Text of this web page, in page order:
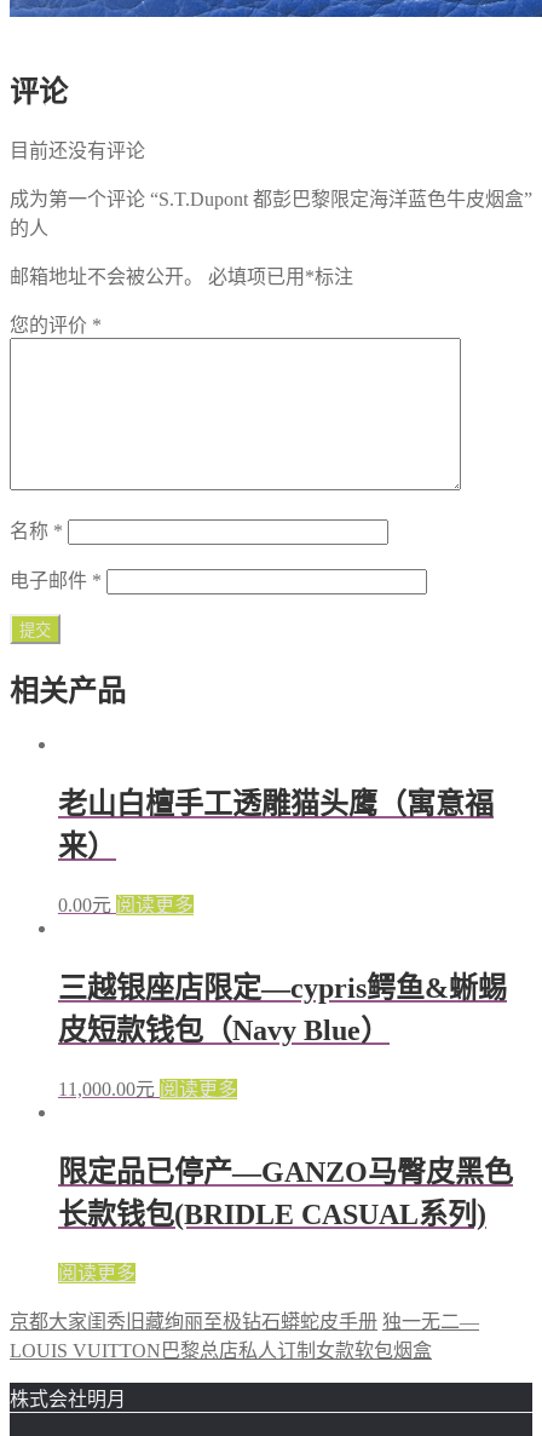
评论
目前还没有评论
成为第一个评论 “S.T.Dupont 都彭巴黎限定海洋蓝色牛皮烟盒”
的人
邮箱地址不会被公开。 必填项已用 *标注
您的评价 *
名称 *
电子邮件 *
相关产品
老山白檀手工透雕猫头鹰（寓意福
来）
0.00元 阅读更多
三越银座店限定—cypris鳄鱼&蜥蜴
皮短款钱包（Navy Blue）
11,000.00元 阅读更多
限定品已停产—GANZO马臀皮黑色
长款钱包(BRIDLE CASUAL系列)
阅读更多
京都大家闺秀旧藏绚丽至极钻石蟒蛇皮手册 独一无二—
LOUIS VUITTON巴黎总店私人订制女款软包烟盒
株式会社明月